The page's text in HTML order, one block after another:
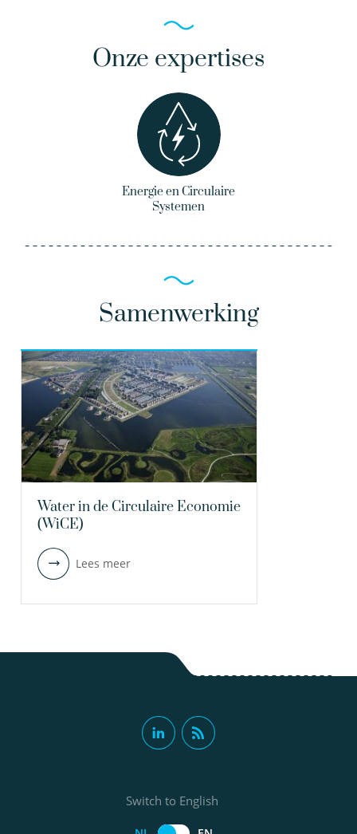
Onze expertises
Energie en Circulaire
Systemen
Samenwerking
Water in de Circulaire Economie
(WiCE)
Lees meer
Switch to English